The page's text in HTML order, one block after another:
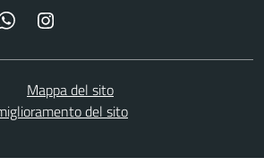
Whatsapp
Mappa del sito
del sito